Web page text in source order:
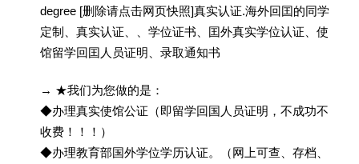
degree [删除请点击网页快照]真实认证.海外回囯的同学
定制、真实认证、、学位证书、囯外真实学位认证、使
馆留学回囯人员证明、录取通知书
→ ★我们为您做的是：
◆办理真实使馆公证（即留学回国人员证明，不成功不
收费！！！）
◆办理教育部国外学位学历认证。（网上可查、存档、